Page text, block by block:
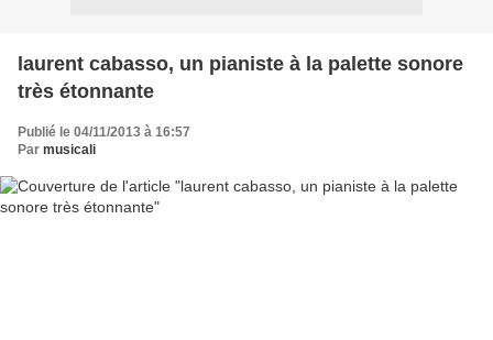
laurent cabasso, un pianiste à la palette sonore
très étonnante
Publié le 04/11/2013 à 16:57
Par musicali